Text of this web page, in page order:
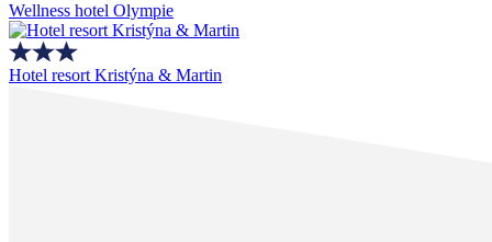
Wellness hotel Olympie
Hotel resort Kristýna & Martin